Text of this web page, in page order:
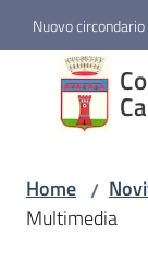
Vai al contenuto
Vai alla
Vai al footer
Nuovo
Home /
Multimedia